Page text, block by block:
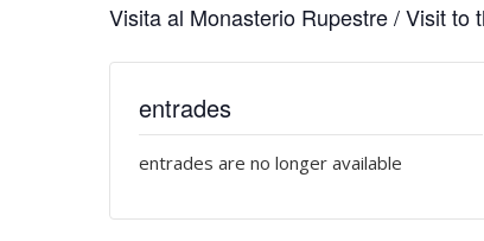
Visita al Monasterio Rupestre / Visit to
entrades
entrades are no longer available